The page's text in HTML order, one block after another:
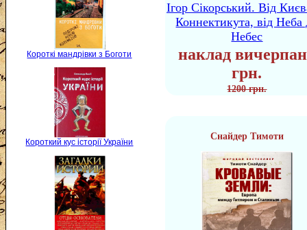
Короткі мандрівки з Боготи
Короткий кус історії України
Ігор Сікорський. Від
Коннектикута, від Неба
Небес
наклад
грн.
1200 грн.
Снайдер Тимоти